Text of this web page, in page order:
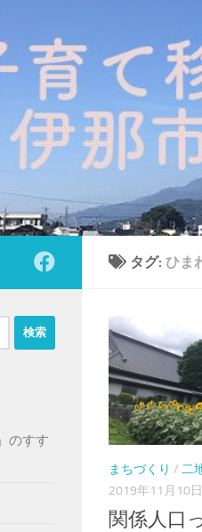
タグ: ひま
まちづくり / 二
2019年11月10日
関係人口
のすす